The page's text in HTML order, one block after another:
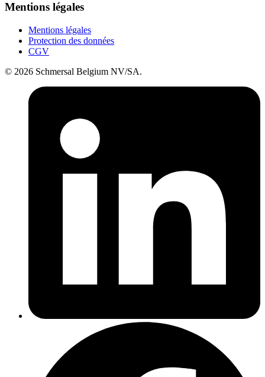
Mentions légales
Mentions légales
Protection des données
CGV
© 2026 Schmersal Belgium NV/SA.